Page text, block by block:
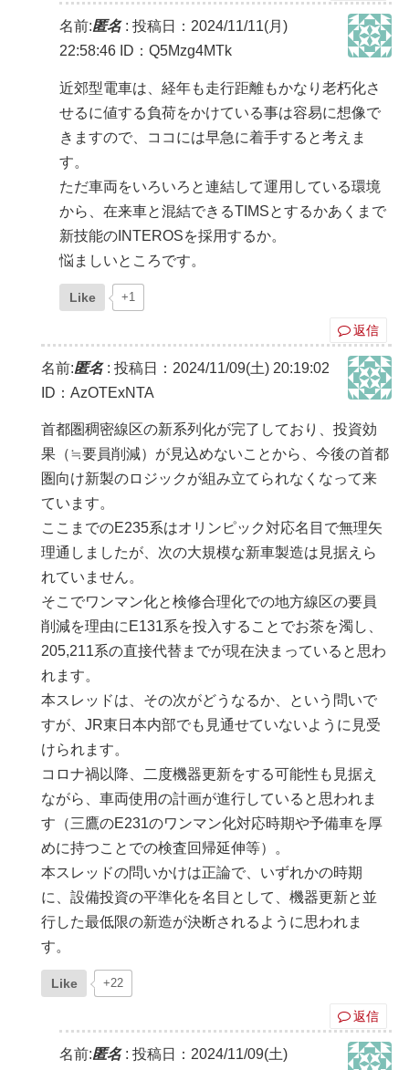
名前:匿名: 投稿日：2024/11/11(月)
22:58:46 ID：Q5Mzg4MTk
近郊型電車は、経年も走行距離もかなり老朽化さ
せるに値する負荷をかけている事は容易に想像で
きますので、ココには早急に着手すると考えま
す。
ただ車両をいろいろと連結して運用している環境
から、在来車と混結できるTIMSとするかあくまで
新技能のINTEROSを採用するか。
悩ましいところです。
Like +1
返信
名前:匿名: 投稿日：2024/11/09(土) 20:19:02
ID：AzOTExNTA
首都圏稠密線区の新系列化が完了しており、投資効
果（≒要員削減）が見込めないことから、今後の首都
圏向け新製のロジックが組み立てられなくなって来
ています。
ここまでのE235系はオリンピック対応名目で無理矢
理通しましたが、次の大規模な新車製造は見据えら
れていません。
そこでワンマン化と検修合理化での地方線区の要員
削減を理由にE131系を投入することでお茶を濁し、
205,211系の直接代替までが現在決まっていると思わ
れます。
本スレッドは、その次がどうなるか、という問いで
すが、JR東日本内部でも見通せていないように見受
けられます。
コロナ禍以降、二度機器更新をする可能性も見据え
ながら、車両使用の計画が進行していると思われま
す（三鷹のE231のワンマン化対応時期や予備車を厚
めに持つことでの検査回帰延伸等）。
本スレッドの問いかけは正論で、いずれかの時期
に、設備投資の平準化を名目として、機器更新と並
行した最低限の新造が決断されるように思われま
す。
Like +22
返信
名前:匿名: 投稿日：2024/11/09(土)